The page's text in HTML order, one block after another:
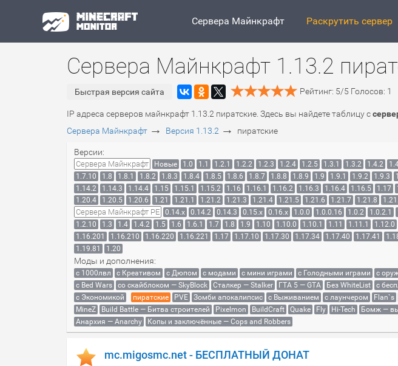
Сервера Майнкрафт Раскрутить сервер
Сервера Майнкрафт 1.13.2
Быстрая версия сайта Рейтинг: 5/5 Голосов: 1
IP адреса серверов майнкрафт 1.13.2 пиратские. Здесь вы найдете таблицу с
Сервера Майнкрафт → Версия 1.13.2 → пиратские
Версии:
Сервера Майнкрафт Новые 1.0 1.1 1.2.1 1.2.2 1.2.3 1.2.4 1.2.5 1.3.1 1.3.2 1.4.2
1.7.10
1.8 1.8.1 1.8.2 1.8.3 1.8.4 1.8.5 1.8.6 1.8.7 1.8.8 1.8.9 1.9 1.9.1 1.9.2 1.9.3
1.14.2
1.14.3 1.14.4 1.15 1.15.1 1.15.2 1.16 1.16.1 1.16.2 1.16.3 1.16.4 1.16.5 1.17
1.20.4
1.20.5 1.20.6 1.21 1.21.1 1.21.2 1.21.3 1.21.4 1.21.5 1.21.6 1.21.7 1.21.8
Сервера Майнкрафт PE 0.14.x 0.14.2 0.14.3 0.15.x 0.16.x 1.0.0 1.0.0.16 1.0.2 1.0.2.1
1.2.10
1.3 1.4 1.4.2 1.5 1.6 1.6.1 1.7 1.8 1.9 1.10 1.10.0 1.10.1 1.11 1.11.1 1.12.0
1.16.201
1.16.210 1.16.220 1.16.221 1.17 1.17.10 1.17.30 1.17.34 1.17.40 1.17.41
1.19.81
1.20
Моды и дополнения:
с 1000лвл c Креативом с Дюпом с модами с мини играми с Голодными играми с
с Bed Wars
со скайблоком — SkyBlock Сталкер — Stalker ГТА 5 — GTA Без WhiteList с
с Экономикой
пиратские PVE Зомби апокалипсис с Выживанием с лаунчером Flan`s
MineZ
Build Battle — Битва строителей Pixelmon BuildCraft Quake Fly Hi-Tech Бомж —
Анархия — Anarchy
Копы и заключённые — Cops and Robbers
mc.migosmc.net - БЕСПЛАТНЫЙ ДОНАТ